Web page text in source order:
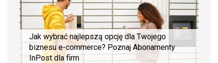
Jak wybrać najlepszą opcję dla Twojego
biznesu e-commerce? Poznaj Abonamenty
InPost dla firm